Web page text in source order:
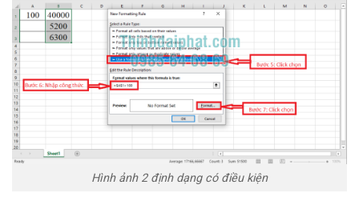
Hình ảnh 2 định dạng có điều kiện